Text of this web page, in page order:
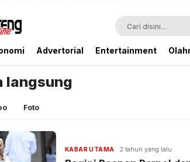
Anda Advertorial Entertainment
langsung
Foto
KABAR UTAMA 2 tahun yang lalu